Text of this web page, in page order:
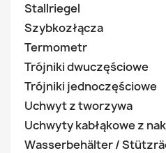
Stallriegel
Szybkozłącza
Termometr
Trójniki dwuczęściowe
Trójniki jednoczęściowe
Uchwyt z tworzywa
Uchwyty kabłąkowe z
Wasserbehälter /